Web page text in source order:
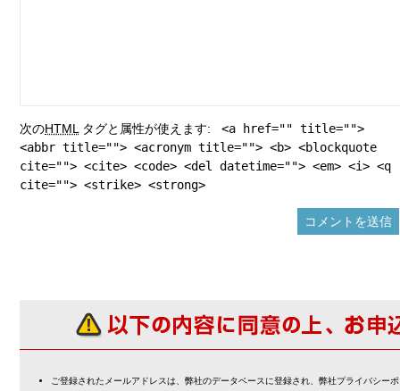
次のHTML タグと属性が使えます:
<a href="" title="">
<abbr title=""> <acronym title=""> <b> <blockquote
cite=""> <cite> <code> <del datetime=""> <em> <i> <q
cite=""> <strike> <strong>
ご登録されたメールアドレスは、弊社のデータベースに登録され、弊社プライバシー